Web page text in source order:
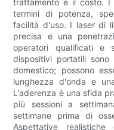
trattamento e il costo. I
termini di potenza,
facilità d'uso. I laser di
precisa e una
operatori qualificati e
dispositivi portatili
domestico; possono
lunghezza d'onda e
L'aderenza è una sfida
più sessioni a
settimane prima di
Aspettative